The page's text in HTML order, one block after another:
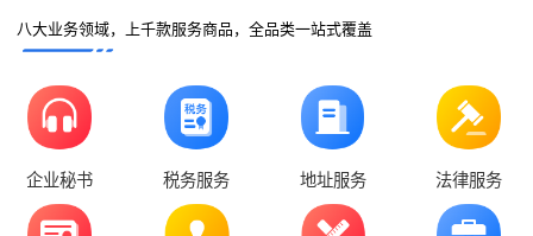
八大业务领域，上千款服务商品，全品类一站式覆盖
企业秘书 税务服务 地址服务 法律服务